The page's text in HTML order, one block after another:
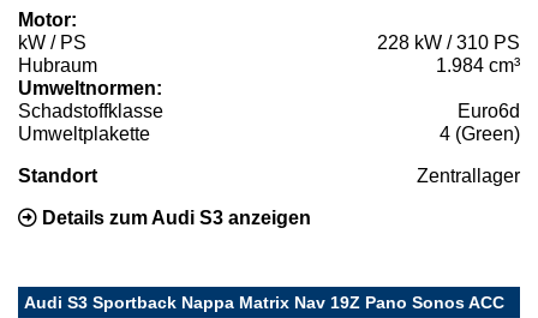
Motor:
kW / PS
228 kW / 310 PS
Hubraum
1.984 cm³
Umweltnormen:
Schadstoffklasse
Euro6d
Umweltplakette
4 (Green)
Standort Zentrallager
Details zum Audi S3 anzeigen
Audi S3 Sportback Nappa Matrix Nav 19Z Pano Sonos ACC